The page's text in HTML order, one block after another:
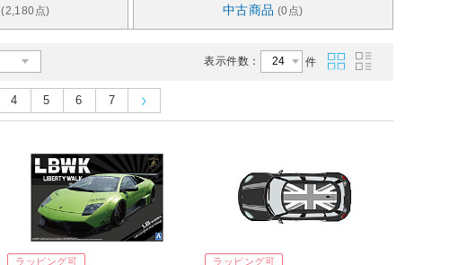
(2,180点) 中古商品 (0点)
表示件数： 件
4 5 6 7
ラッピング可
ラッピング可